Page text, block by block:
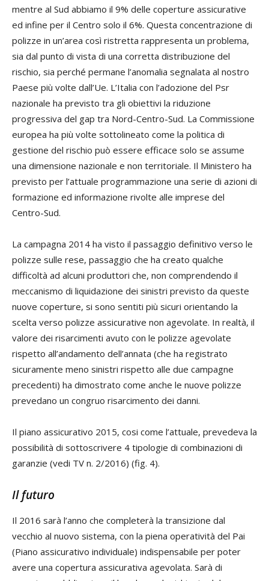
mentre al Sud abbiamo il 9% delle coperture assicurative
ed infine per il Centro solo il 6%. Questa concentrazione di
polizze in un’area così ristretta rappresenta un problema,
sia dal punto di vista di una corretta distribuzione del
rischio, sia perché permane l’anomalia segnalata al nostro
Paese più volte dall’Ue. L’Italia con l’adozione del Psr
nazionale ha previsto tra gli obiettivi la riduzione
progressiva del gap tra Nord-Centro-Sud. La Commissione
europea ha più volte sottolineato come la politica di
gestione del rischio può essere efficace solo se assume
una dimensione nazionale e non territoriale. Il Ministero ha
previsto per l’attuale programmazione una serie di azioni di
formazione ed informazione rivolte alle imprese del
Centro-Sud.
La campagna 2014 ha visto il passaggio definitivo verso le
polizze sulle rese, passaggio che ha creato qualche
difficoltà ad alcuni produttori che, non comprendendo il
meccanismo di liquidazione dei sinistri previsto da queste
nuove coperture, si sono sentiti più sicuri orientando la
scelta verso polizze assicurative non agevolate. In realtà, il
valore dei risarcimenti avuto con le polizze agevolate
rispetto all’andamento dell’annata (che ha registrato
sicuramente meno sinistri rispetto alle due campagne
precedenti) ha dimostrato come anche le nuove polizze
prevedano un congruo risarcimento dei danni.
Il piano assicurativo 2015, cosi come l’attuale, prevedeva la
possibilità di sottoscrivere 4 tipologie di combinazioni di
garanzie (vedi TV n. 2/2016) (fig. 4).
Il futuro
Il 2016 sarà l’anno che completerà la transizione dal
vecchio al nuovo sistema, con la piena operatività del Pai
(Piano assicurativo individuale) indispensabile per poter
avere una copertura assicurativa agevolata. Sarà di